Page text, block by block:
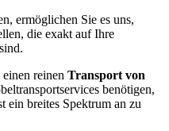
ermöglichen Sie es uns,
die exakt auf Ihre
reinen Transport von
benötigen,
ein breites Spektrum an zu